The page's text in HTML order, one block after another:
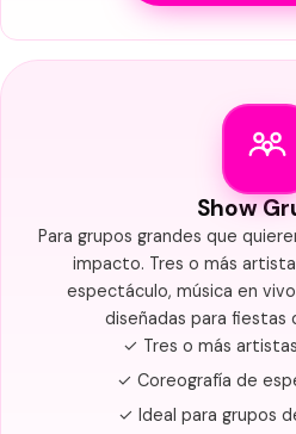
Show
Para grupos grandes que
impacto. Tres o más
espectáculo, música en
diseñadas para fiestas
✓ Tres o más
✓ Coreografía de
✓ Ideal para grupos